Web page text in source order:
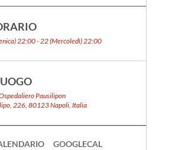
Player
22:00 - 22 (Mercoledì) 22:00
Pausilipon
226, 80123 Napoli, Italia
GOOGLECAL